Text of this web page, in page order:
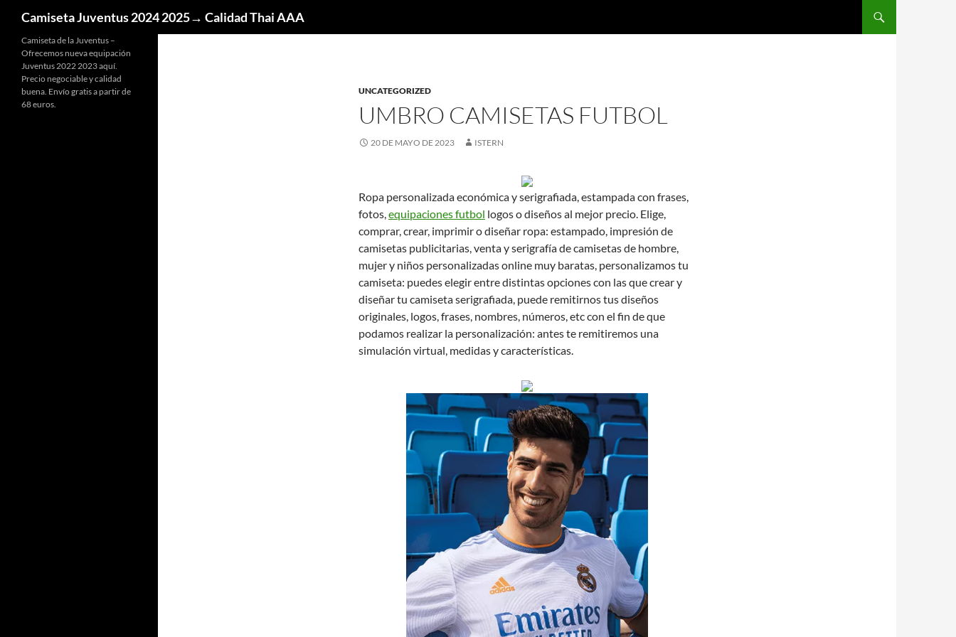
Camiseta Juventus 2024 2025→ Calidad Thai AAA
UNCATEGORIZED
UMBRO CAMISETAS FUTBOL
20 DE MAYO DE 2023 ISTERN
Ropa personalizada económica y serigrafiada, estampada con frases,
fotos,equipaciones futbol logos o diseños al mejor precio. Elige,
comprar, crear, imprimir o diseñar ropa: estampado, impresión de
camisetas publicitarias, venta y serigrafía de camisetas de hombre,
mujer y niños personalizadas online muy baratas, personalizamos tu
camiseta: puedes elegir entre distintas opciones con las que crear y
diseñar tu camiseta serigrafiada, puede remitirnos tus diseños
originales, logos, frases, nombres, números, etc con el fin de que
podamos realizar la personalización: antes te remitiremos una
simulación virtual, medidas y características.
Camiseta de la Juventus –
Ofrecemos nueva equipación
Juventus 2022 2023 aquí.
Precio negociable y calidad
buena. Envío gratis a partir de
68 euros.